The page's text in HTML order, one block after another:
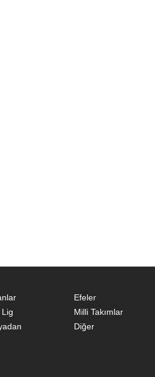
Efeler
Milli Takımlar
Diğer